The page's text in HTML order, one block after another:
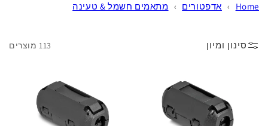
ק
צ
Home
› אדפטורים › מתאמים חשמל & טעינה
סינון ומיון 113 מוצרים